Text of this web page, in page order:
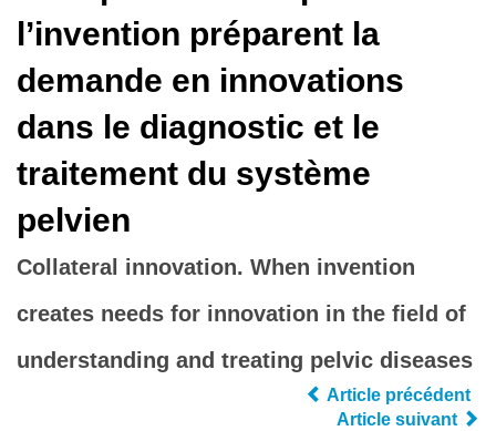
l’invention préparent la
demande en innovations
dans le diagnostic et le
traitement du système
pelvien
Collateral innovation. When invention
creates needs for innovation in the field of
understanding and treating pelvic diseases
Article précédent
Article suivant